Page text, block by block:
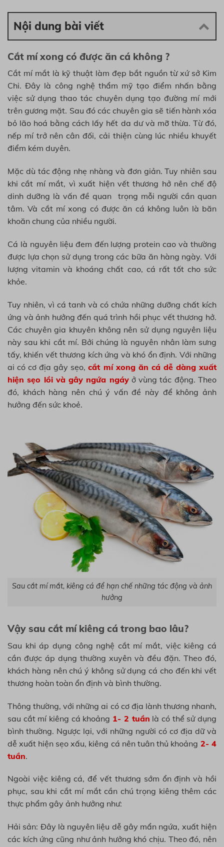
Nội dung bài viết
Cắt mí xong có được ăn cá không ?
Cắt mí mắt là kỹ thuật làm đẹp bắt nguồn từ xứ sở Kim
Chi. Đây là công nghệ thẩm mỹ tạo điểm nhấn bằng
việc sử dụng thao tác chuyên dụng tạo đường mí mới
trên gương mặt. Sau đó các chuyên gia sẽ tiến hành xóa
bỏ lão hoá bằng cách lấy hết da dư và mỡ thừa. Từ đó,
nếp mí trở nên cân đối, cải thiện cùng lúc nhiều khuyết
điểm kém duyên.
Mặc dù tác động nhẹ nhàng và đơn giản. Tuy nhiên sau
khi cắt mí mắt, vì xuất hiện vết thương hở nên chế độ
dinh dưỡng là vấn đề quan trọng mỗi người cần quan
tâm. Và cắt mí xong có được ăn cá không luôn là băn
khoăn chung của nhiều người.
Cá là nguyên liệu đem đến lượng protein cao và thường
được lựa chọn sử dụng trong các bữa ăn hàng ngày. Với
lượng vitamin và khoáng chất cao, cá rất tốt cho sức
khỏe.
Tuy nhiên, vì cá tanh và có chứa những dưỡng chất kích
ứng và ảnh hưởng đến quá trình hồi phục vết thương hở.
Các chuyên gia khuyên không nên sử dụng nguyên liệu
này sau khi cắt mí. Bởi chúng là nguyên nhân làm sưng
tấy, khiến vết thương kích ứng và khó ổn định. Với những
ai có cơ địa gây sẹo,cắt mí xong ăn cá dễ dàng xuất
hiện sẹo lồi và gây ngứa ngáyở vùng tác động. Theo
đó, khách hàng nên chú ý vấn đề này để không ảnh
hưởng đến sức khoẻ.
Sau cắt mí mắt, kiêng cá để hạn chế những tác động và ảnh
hưởng
Vậy sau cắt mí kiêng cá trong bao lâu?
Sau khi áp dụng công nghệ cắt mí mắt, việc kiêng cá
cần được áp dụng thường xuyên và đều đặn. Theo đó,
khách hàng nên chú ý không sử dụng cá cho đến khi vết
thương hoàn toàn ổn định và bình thường.
Thông thường, với những ai có cơ địa lành thương nhanh,
sau cắt mí kiêng cá khoảng 1- 2 tuần là có thể sử dụng
bình thường. Ngược lại, với những người có cơ địa dữ và
dễ xuất hiện sẹo xấu, kiêng cá nên tuân thủ khoảng 2- 4
tuần.
Ngoài việc kiêng cá, để vết thương sớm ổn định và hồi
phục, sau khi cắt mí mắt cần chú trọng kiêng thêm các
thực phẩm gây ảnh hưởng như:
Hải sản: Đây là nguyên liệu dễ gây mẩn ngứa, xuất hiện
các kích ứng cũng như ảnh hưởng khó chịu. Theo đó, nên